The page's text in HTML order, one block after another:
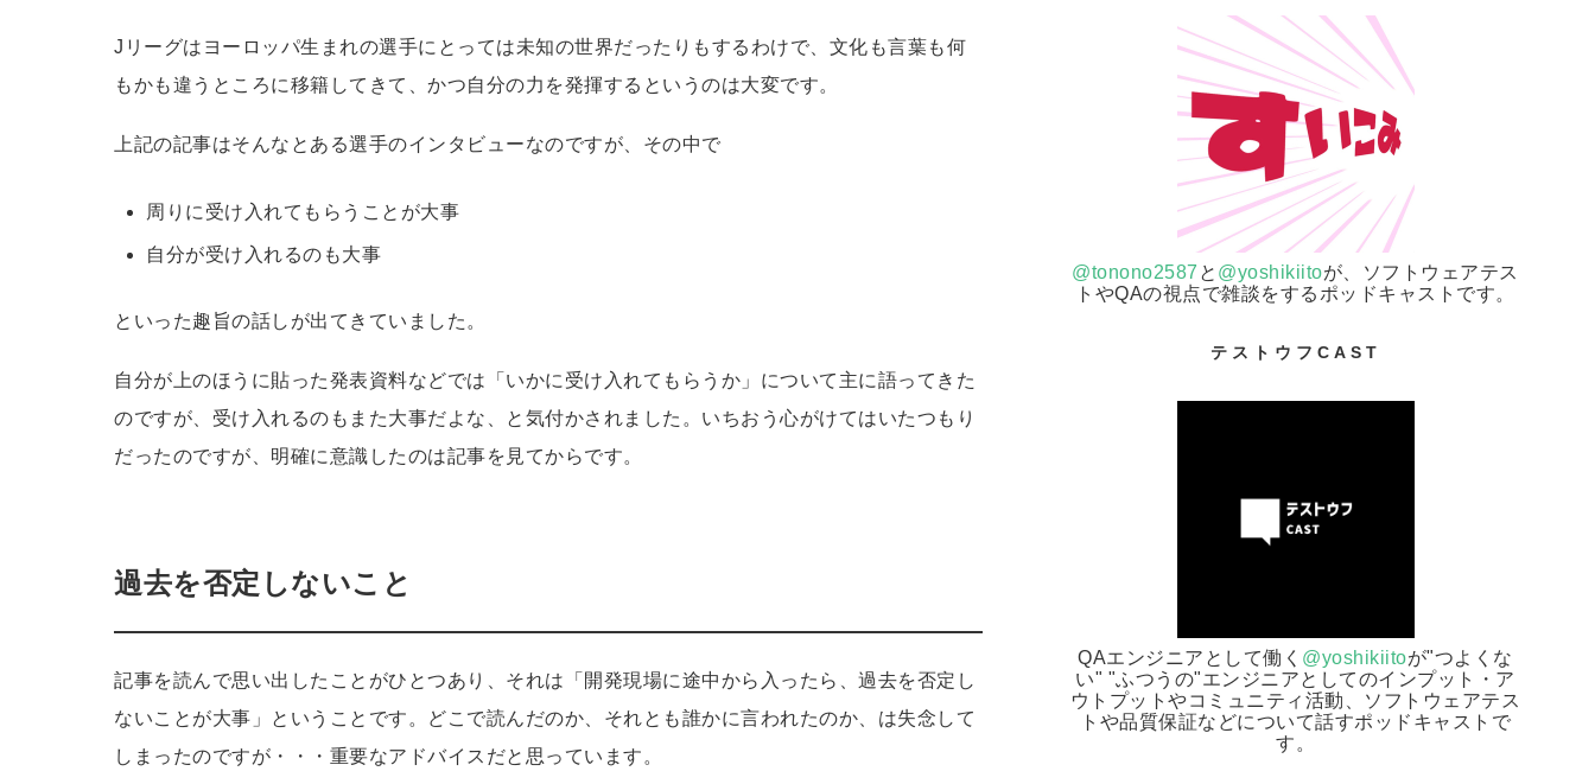
Jリーグはヨーロッパ生まれの選手にとっては未知の世界だったりもするわけで、文化も言葉も何
もかも違うところに移籍してきて、かつ自分の力を発揮するというのは大変です。
上記の記事はそんなとある選手のインタビューなのですが、その中で
周りに受け入れてもらうことが大事
自分が受け入れるのも大事
といった趣旨の話しが出てきていました。
自分が上のほうに貼った発表資料などでは「いかに受け入れてもらうか」について主に語ってきた
のですが、受け入れるのもまた大事だよな、と気付かされました。いちおう心がけてはいたつもり
だったのですが、明確に意識したのは記事を見てからです。
過去を否定しないこと
記事を読んで思い出したことがひとつあり、それは「開発現場に途中から入ったら、過去を否定し
ないことが大事」ということです。どこで読んだのか、それとも誰かに言われたのか、は失念して
しまったのですが・・・重要なアドバイスだと思っています。
@tonono2587 と @yoshikiitoが、ソフトウェアテス
トやQAの視点で雑談をするポッドキャストです。
テストウフCAST
QAエンジニアとして働く @yoshikiitoが"つよくな
い" "ふつうの"エンジニアとしてのインプット・ア
ウトプットやコミュニティ活動、ソフトウェアテス
トや品質保証などについて話すポッドキャストで
す。